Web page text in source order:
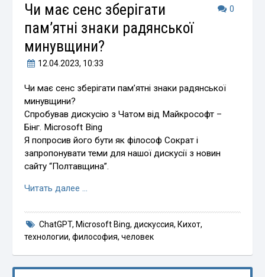
0
Чи має сенс зберігати
пам’ятні знаки радянської
минувщини?
12.04.2023, 10:33
Чи має сенс зберігати пам’ятні знаки радянської
минувщини?
Спробував дискусію з Чатом від Майкрософт –
Бінг. Microsoft Bing
Я попросив його бути як філософ Сократ і
запропонувати теми для нашої дискусії з новин
сайту “Полтавщина”.
Читать далее …
ChatGPT, Microsoft Bing, дискуссия, Кихот,
технологии,философия,человек